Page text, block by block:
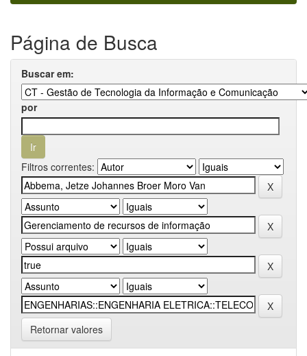
Página de Busca
Buscar em:
por
Filtros correntes:
Retornar valores